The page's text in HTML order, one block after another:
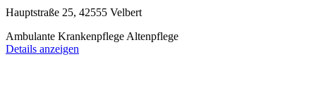
Hauptstraße 25, 42555 Velbert
Ambulante Krankenpflege Altenpflege
Details anzeigen